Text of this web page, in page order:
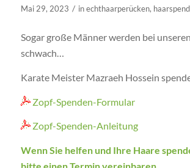
Mai 29, 2023 / inechthaarperücken,
Sogar große Männer werden bei
schwach…
Karate Meister Mazraeh Hossein
Zopf-Spenden-Formular
Zopf-Spenden-Anleitung
Wenn Sie helfen und Ihre Haare